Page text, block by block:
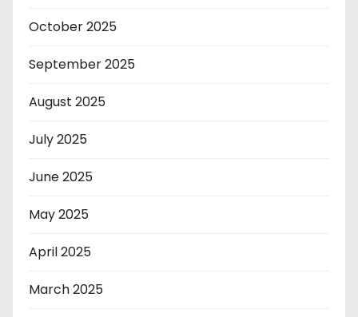
October 2025
September 2025
August 2025
July 2025
June 2025
May 2025
April 2025
March 2025